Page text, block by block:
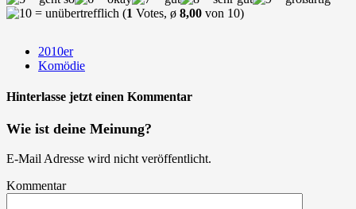
(1 Votes, ø 8,00 von 10)
2010er
Komödie
Hinterlasse jetzt einen Kommentar
Wie ist deine Meinung?
E-Mail Adresse wird nicht veröffentlicht.
Kommentar